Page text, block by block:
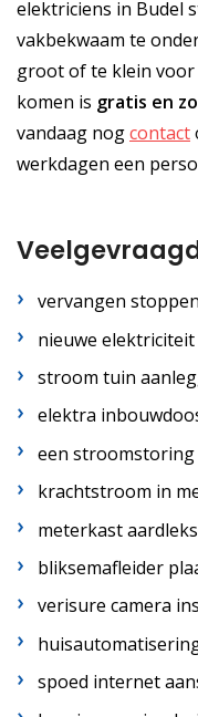
elektriciens in Budel
vakbekwaam te
groot of te klein
komen is gratis en
vandaag nogcontact
werkdagen een
vervangen
nieuwe
stroom tuin
elektra
een stroomstoring
krachtstroom in
meterkast
bliksemafleider
verisure camera
spoed internet